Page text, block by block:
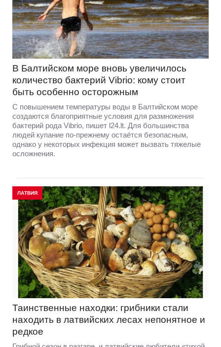
В Балтийском море вновь увеличилось
количество бактерий Vibrio: кому стоит
быть особенно осторожным
С повышением температуры воды в Балтийском море
создаются благоприятные условия для размножения
бактерий рода Vibrio, пишет l24.lt. Для большинства
людей купание по-прежнему остаётся безопасным,
однако у некоторых инфекция может вызвать тяжелые
осложнения.
ЛАТВИЯ
Таинственные находки: грибники стали
находить в латвийских лесах непонятное и
редкое